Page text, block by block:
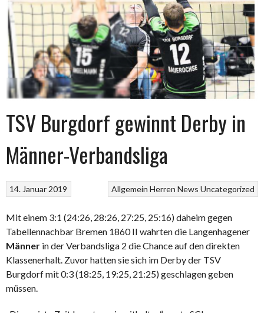
TSV Burgdorf gewinnt Derby in
Männer-Verbandsliga
Allgemein Herren News Uncategorized
14. Januar 2019
Mit einem 3:1 (24:26, 28:26, 27:25, 25:16) daheim gegen
Tabellennachbar Bremen 1860 II wahrten die Langenhagener
Männer in der Verbandsliga 2 die Chance auf den direkten
Klassenerhalt. Zuvor hatten sie sich im Derby der TSV
Burgdorf mit 0:3 (18:25, 19:25, 21:25) geschlagen geben
müssen.